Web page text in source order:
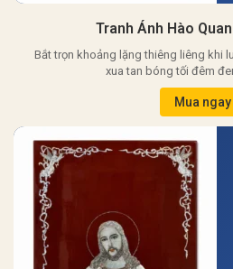
Tranh Ánh Hào
Bắt trọn khoảng lặng thiêng liêng khi
xua tan bóng tối đêm
Mua ngay